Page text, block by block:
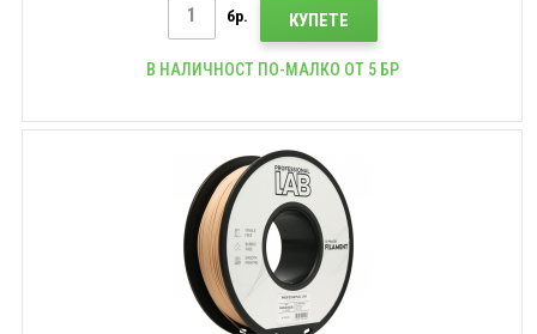
бр. КУПЕТЕ
В НАЛИЧНОСТ ПО-МАЛКО ОТ 5 БР